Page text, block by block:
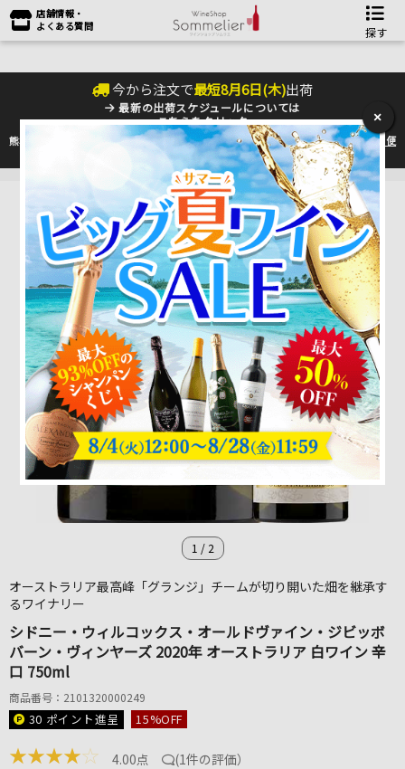
店舗情報・
よくある質問
探す
今から注文で最短8月6日(木)出荷
最新の出荷スケジュールについては
こちらをクリック
熊本地震の影響により九州への配送に遅れが生じております。最新情報は佐川急便
のHP
をご確認下さい。
1 / 2
オーストラリア最高峰「グランジ」チームが切り開いた畑を継承す
るワイナリー
シドニー・ウィルコックス・オールドヴァイン・ジビッボ
バーン・ヴィンヤーズ 2020年 オーストラリア 白ワイン 辛
口 750ml
商品番号：2101320000249
30 ポイント進呈 15%OFF
★★★★☆ 4.00点 (1件の評価）
×